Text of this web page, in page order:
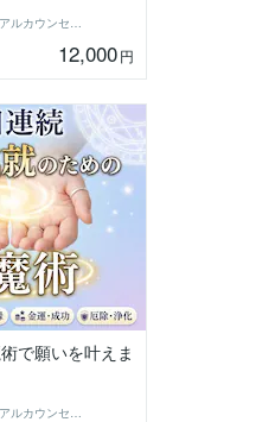
12,000円
で願いを叶えま
蒼炎スピリチュアルカウンセラー